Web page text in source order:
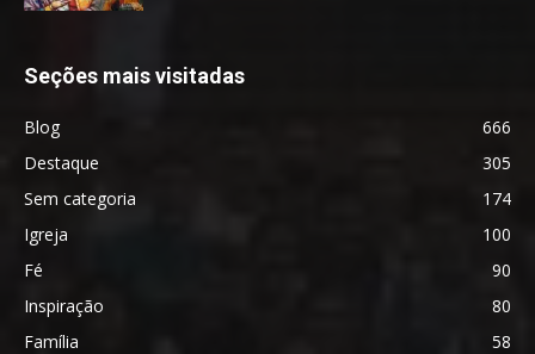
Seções mais visitadas
Blog
666
Destaque
305
Sem categoria
174
Igreja
100
Fé
90
Inspiração
80
Família
58